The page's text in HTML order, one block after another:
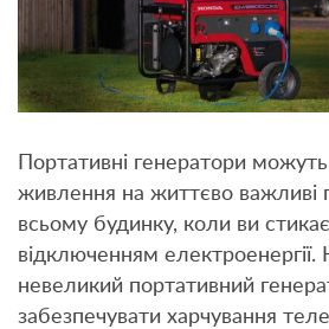
Портативні генератори
живлення на життєво важливі
всьому будинку, коли ви
відключенням електроенергії.
невеликий портативний
забезпечувати харчування